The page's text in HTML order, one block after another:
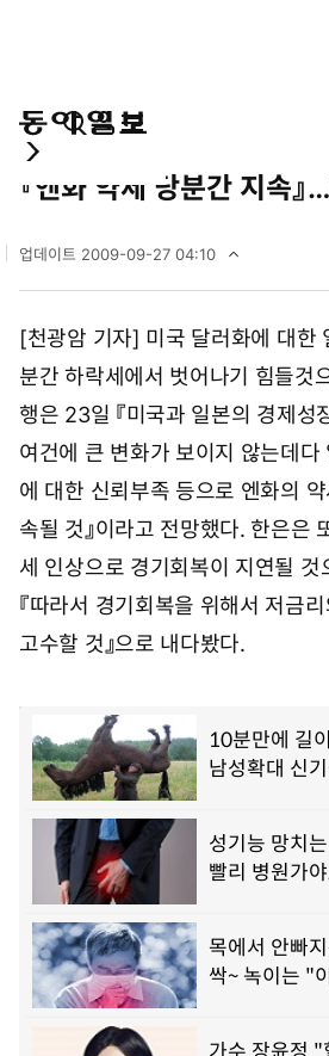
통
검
마
페
지
전
메
펼
기
국제
『엔화 약세 당분간 지속
업데이트 2009-09-27 04:10
9
년
9
월
7
일
0
4
1
0
분
[천광암 기자] 미국 달러화에 대한
분간 하락세에서 벗어나기 힘들것
행은 23일 『미국과 일본의 경제성
여건에 큰 변화가 보이지 않는데다
에 대한 신뢰부족 등으로 엔화의
속될 것』이라고 전망했다. 한은은
세 인상으로 경기회복이 지연될 것
『따라서 경기회복을 위해서 저금
고수할 것』으로 내다봤다.